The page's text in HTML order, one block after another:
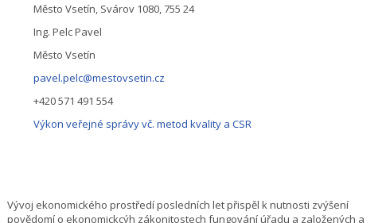
Město Vsetín, Svárov 1080, 755 24
Ing. Pelc Pavel
Město Vsetín
pavel.pelc@mestovsetin.cz
+420 571 491 554
Výkon veřejné správy vč. metod kvality a CSR
Vývoj ekonomického prostředí posledních let přispěl k nutnosti zvýšení
povědomí o ekonomickcýh zákonitostech fungování úřadu a založených a